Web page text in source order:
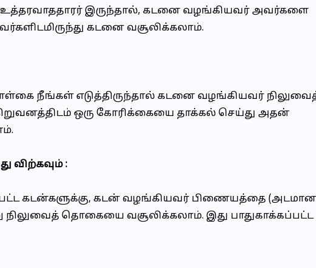
இருந்தால், கடனை வழங்கியவர் அவர்களை
கடனை வசூலிக்கலாம்.
நீங்கள் எடுத்திருந்தால் கடனை வழங்கியவர்
ஒரு கோரிக்கையை தாக்கல் செய்து அதன்
விற்கவும் :
கடன்களுக்கு, கடன் வழங்கியவர் பிணையத்தை (அடமான
நிலுவைத் தொகையை வசூலிக்கலாம். இது பாதுகாக்கப்பட்ட